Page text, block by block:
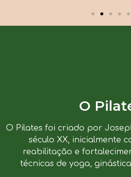
O
O Pilates foi criado por
século XX, inicialmente
reabilitação e
técnicas de yoga,